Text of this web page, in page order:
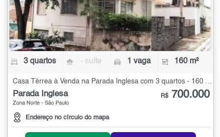
3 quartos - suíte 1 vaga 160 m²
Casa Térrea à Venda na Parada Inglesa com 3 quartos - 160 m²
Parada Inglesa
Zona Norte - São Paulo
Endereço no círculo do mapa
R$ 700.000